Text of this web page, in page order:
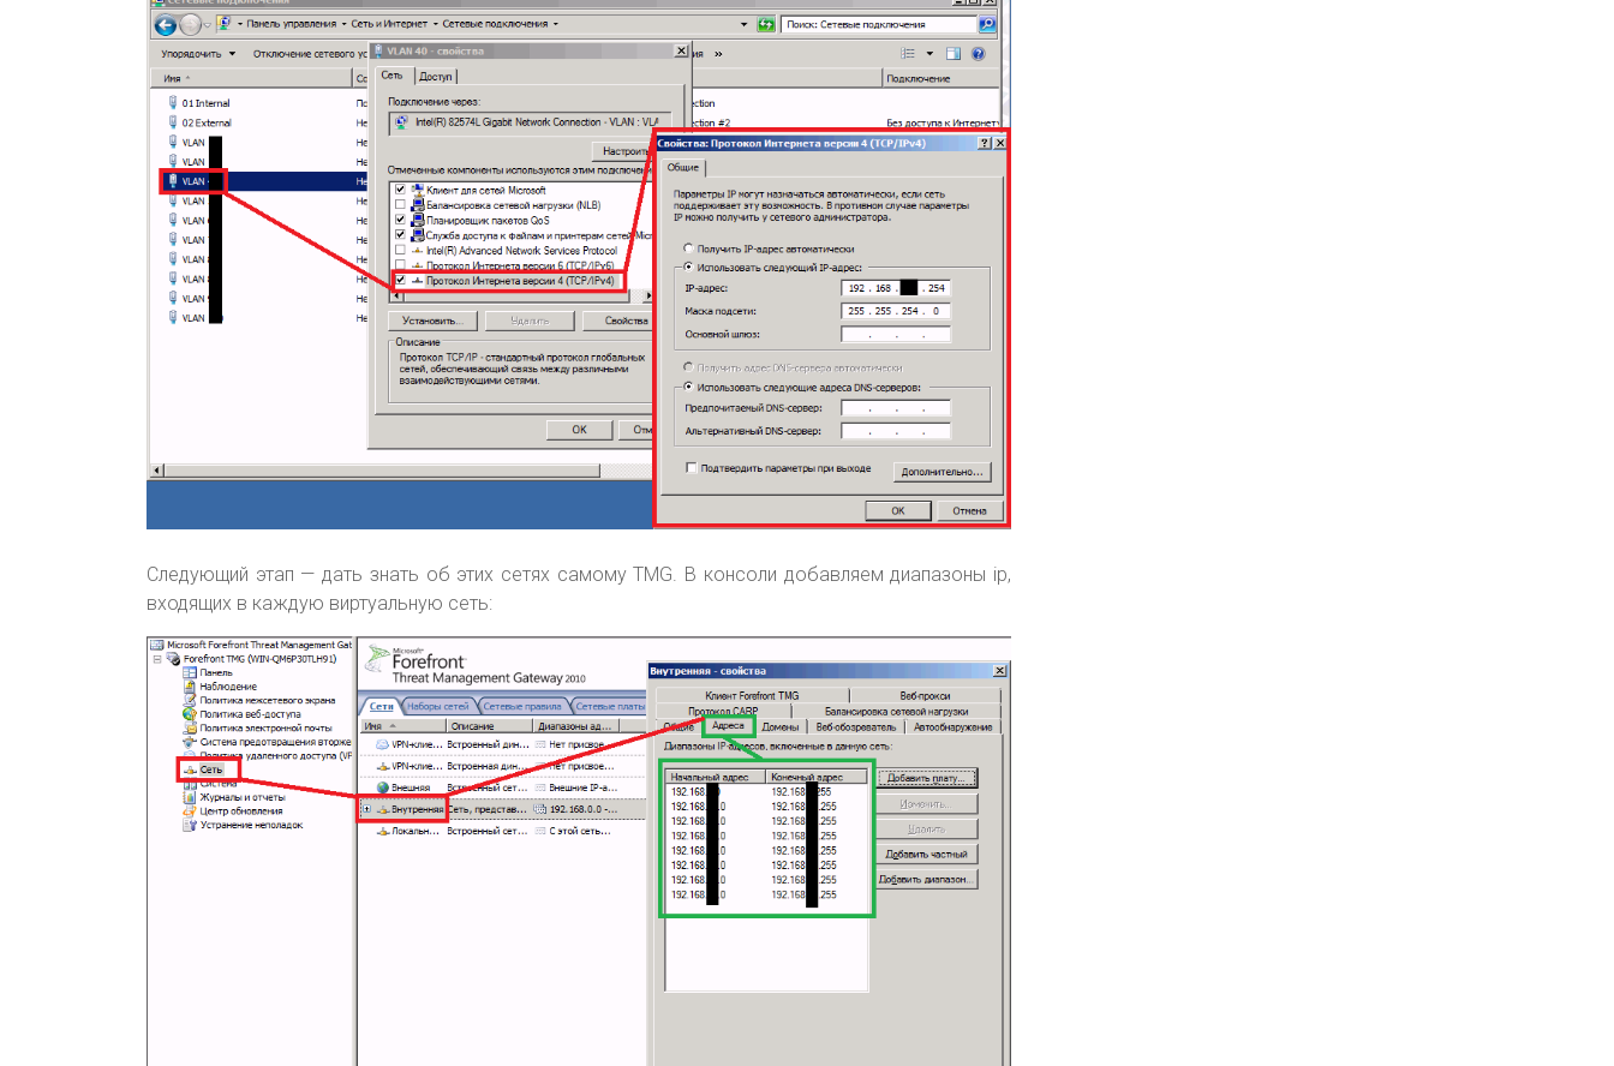
Следующий этап — дать знать об этих сетях самому TMG. В консоли добавляем диапазоны ip,
входящих в каждую виртуальную сеть: